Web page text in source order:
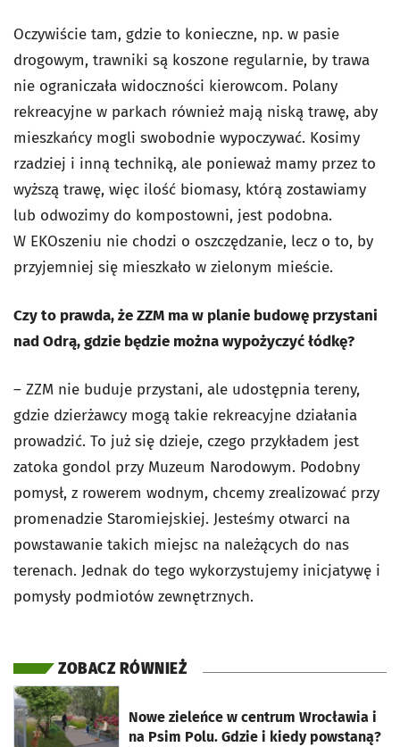
Oczywiście tam, gdzie to konieczne, np. w pasie
drogowym, trawniki są koszone regularnie, by trawa
nie ograniczała widoczności kierowcom. Polany
rekreacyjne w parkach również mają niską trawę, aby
mieszkańcy mogli swobodnie wypoczywać. Kosimy
rzadziej i inną techniką, ale ponieważ mamy przez to
wyższą trawę, więc ilość biomasy, którą zostawiamy
lub odwozimy do kompostowni, jest podobna.
W EKOszeniu nie chodzi o oszczędzanie, lecz o to, by
przyjemniej się mieszkało w zielonym mieście.
Czy to prawda, że ZZM ma w planie budowę przystani
nad Odrą, gdzie będzie można wypożyczyć łódkę?
– ZZM nie buduje przystani, ale udostępnia tereny,
gdzie dzierżawcy mogą takie rekreacyjne działania
prowadzić. To już się dzieje, czego przykładem jest
zatoka gondol przy Muzeum Narodowym. Podobny
pomysł, z rowerem wodnym, chcemy zrealizować przy
promenadzie Staromiejskiej. Jesteśmy otwarci na
powstawanie takich miejsc na należących do nas
terenach. Jednak do tego wykorzystujemy inicjatywę i
pomysły podmiotów zewnętrznych.
ZOBACZ RÓWNIEŻ
Nowe zieleńce w centrum Wrocławia i
na Psim Polu. Gdzie i kiedy powstaną?
otworzy się w nowej karcie